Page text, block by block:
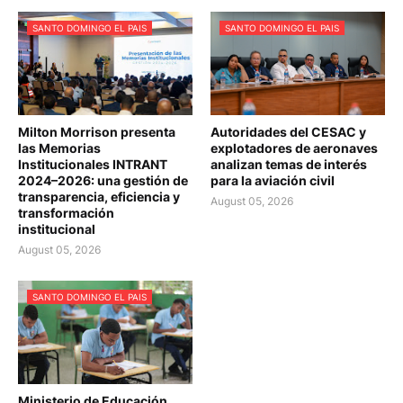
SANTO DOMINGO EL PAIS
Milton Morrison presenta
las Memorias
Institucionales INTRANT
2024–2026: una gestión de
transparencia, eficiencia y
transformación
institucional
August 05, 2026
SANTO DOMINGO EL PAIS
Autoridades del CESAC y
explotadores de aeronaves
analizan temas de interés
para la aviación civil
August 05, 2026
SANTO DOMINGO EL PAIS